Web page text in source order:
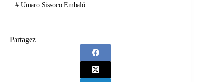
#Umaro Sissoco Embaló
Partagez